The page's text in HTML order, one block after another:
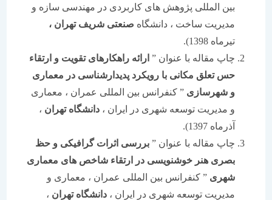
بین المللی پژوهش های کاربردی در مهندسی سازه و
مدیریت ساخت ، دانشگاهصنعتی شریف تهران ،
تیرماه 1398).
چاپ مقاله با عنوان ”ارائه راهکارهای تقویت و ارتقاء
حس تعلق مکانی با رویکرد پدیدارشناسی در معماری
و شهرسازی ” کنفرانس بین المللی عمران ، معماری
و مدیریت توسعه شهری در ایران ،دانشگاه تهران ،
آذرماه 1397).
چاپ مقاله با عنوان ”بررسی اثرات گرافیکی و حظ
بصری هنر خوشنویسی در ارتقاء شاخص های معماری
شهری” کنفرانس بین المللی عمران ، معماری و
مدیریت توسعه شهری در ایران ،دانشگاه تهران ،